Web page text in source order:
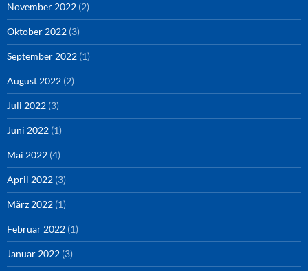
November 2022 (2)
Oktober 2022 (3)
September 2022 (1)
August 2022 (2)
Juli 2022 (3)
Juni 2022 (1)
Mai 2022 (4)
April 2022 (3)
März 2022 (1)
Februar 2022 (1)
Januar 2022 (3)